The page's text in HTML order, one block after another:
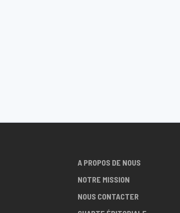
A PROPOS DE NOUS
NOTRE MISSION
NOUS CONTACTER